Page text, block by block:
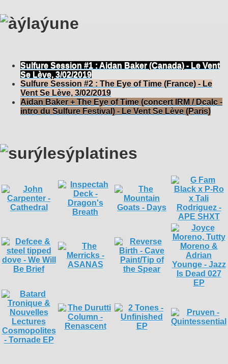
Sulfure Session #1 : Aidan Baker (Canada) - Le Vent
Se Lève, 3/02/2019
Sulfure Session #2 : The Eye of Time (France) - Le
Vent Se Lève, 3/02/2019
Aidan Baker + The Eye of Time (concert IRM / Dcalc -
intro du Sulfure Festival) - Le Vent Se Lève (Paris)